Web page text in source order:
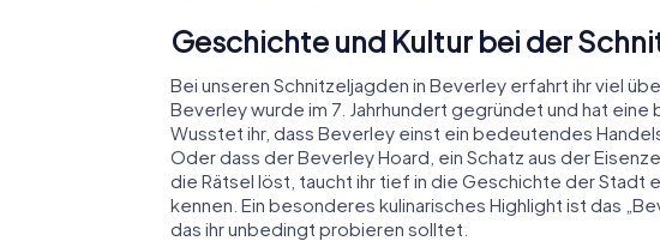
Geschichte und Kultur bei der
Bei unseren Schnitzeljagden in Beverley erfahrt ihr viel
Beverley wurde im 7. Jahrhundert gegründet und hat
Wusstet ihr, dass Beverley einst ein bedeutendes
Oder dass der Beverley Hoard, ein Schatz aus der
die Rätsel löst, taucht ihr tief in die Geschichte der Stadt
kennen. Ein besonderes kulinarisches Highlight ist das
das ihr unbedingt probieren solltet.